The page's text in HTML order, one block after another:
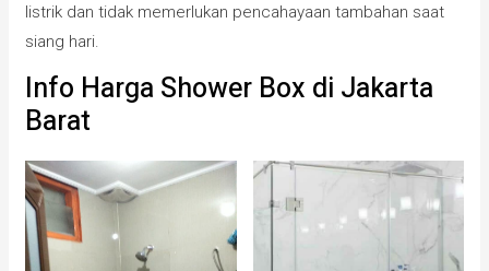
listrik dan tidak memerlukan pencahayaan tambahan saat
siang hari.
Info Harga Shower Box di Jakarta
Barat